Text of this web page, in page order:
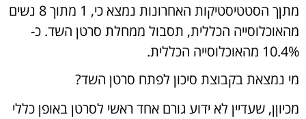
מתןך הסטטיסטיקות האחרונות נמצא כי, 1 מתוך 8 נשים
מהאוכלוסייה הכללית, תסבול ממחלת סרטן השד. כ-
10.4% מהאוכלוסייה הכללית.
מי נמצאת בקבוצת סיכון לפתח סרטן השד?
מכיוןן, שעדיין לא ידוע גורם אחד ראשי לסרטן באופן כללי